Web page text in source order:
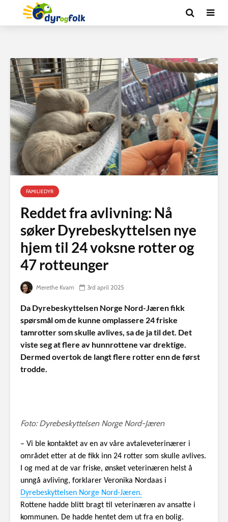
FAMILIEDYR
Reddet fra avlivning: Nå
søker Dyrebeskyttelsen nye
hjem til 24 voksne rotter og
47 rotteunger
Merethe Kvam 3rd april 2025
Da Dyrebeskyttelsen Norge Nord-Jæren fikk
spørsmål om de kunne omplassere 24 friske
tamrotter som skulle avlives, sa de ja til det. Det
viste seg at flere av hunnrottene var drektige.
Dermed overtok de langt flere rotter enn de først
trodde.
Foto: Dyrebeskyttelsen Norge Nord-Jæren
– Vi ble kontaktet av en av våre avtaleveterinærer i
området etter at de fikk inn 24 rotter som skulle avlives.
I og med at de var friske, ønsket veterinæren helst å
unngå avliving, forklarer Veronika Nordaas i
Dyrebeskyttelsen Norge Nord-Jæren.
Rottene hadde blitt bragt til veterinæren av ansatte i
kommunen. De hadde hentet dem ut fra en bolig.